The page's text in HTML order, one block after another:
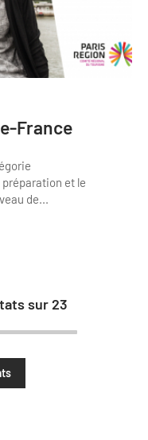
France
et le
de...
sur23